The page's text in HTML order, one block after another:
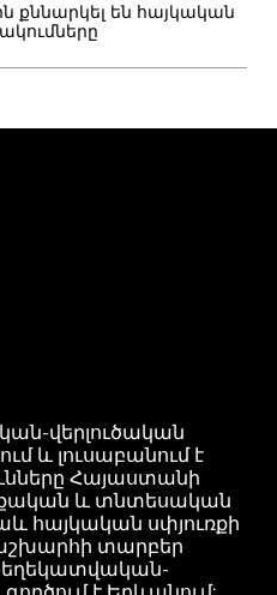
քննարկել են հայկական
վերլուծական
և լուսաբանում է
Հայաստանի
և տնտեսական
հայկական սփյուռքի
աշխարհի տարբեր